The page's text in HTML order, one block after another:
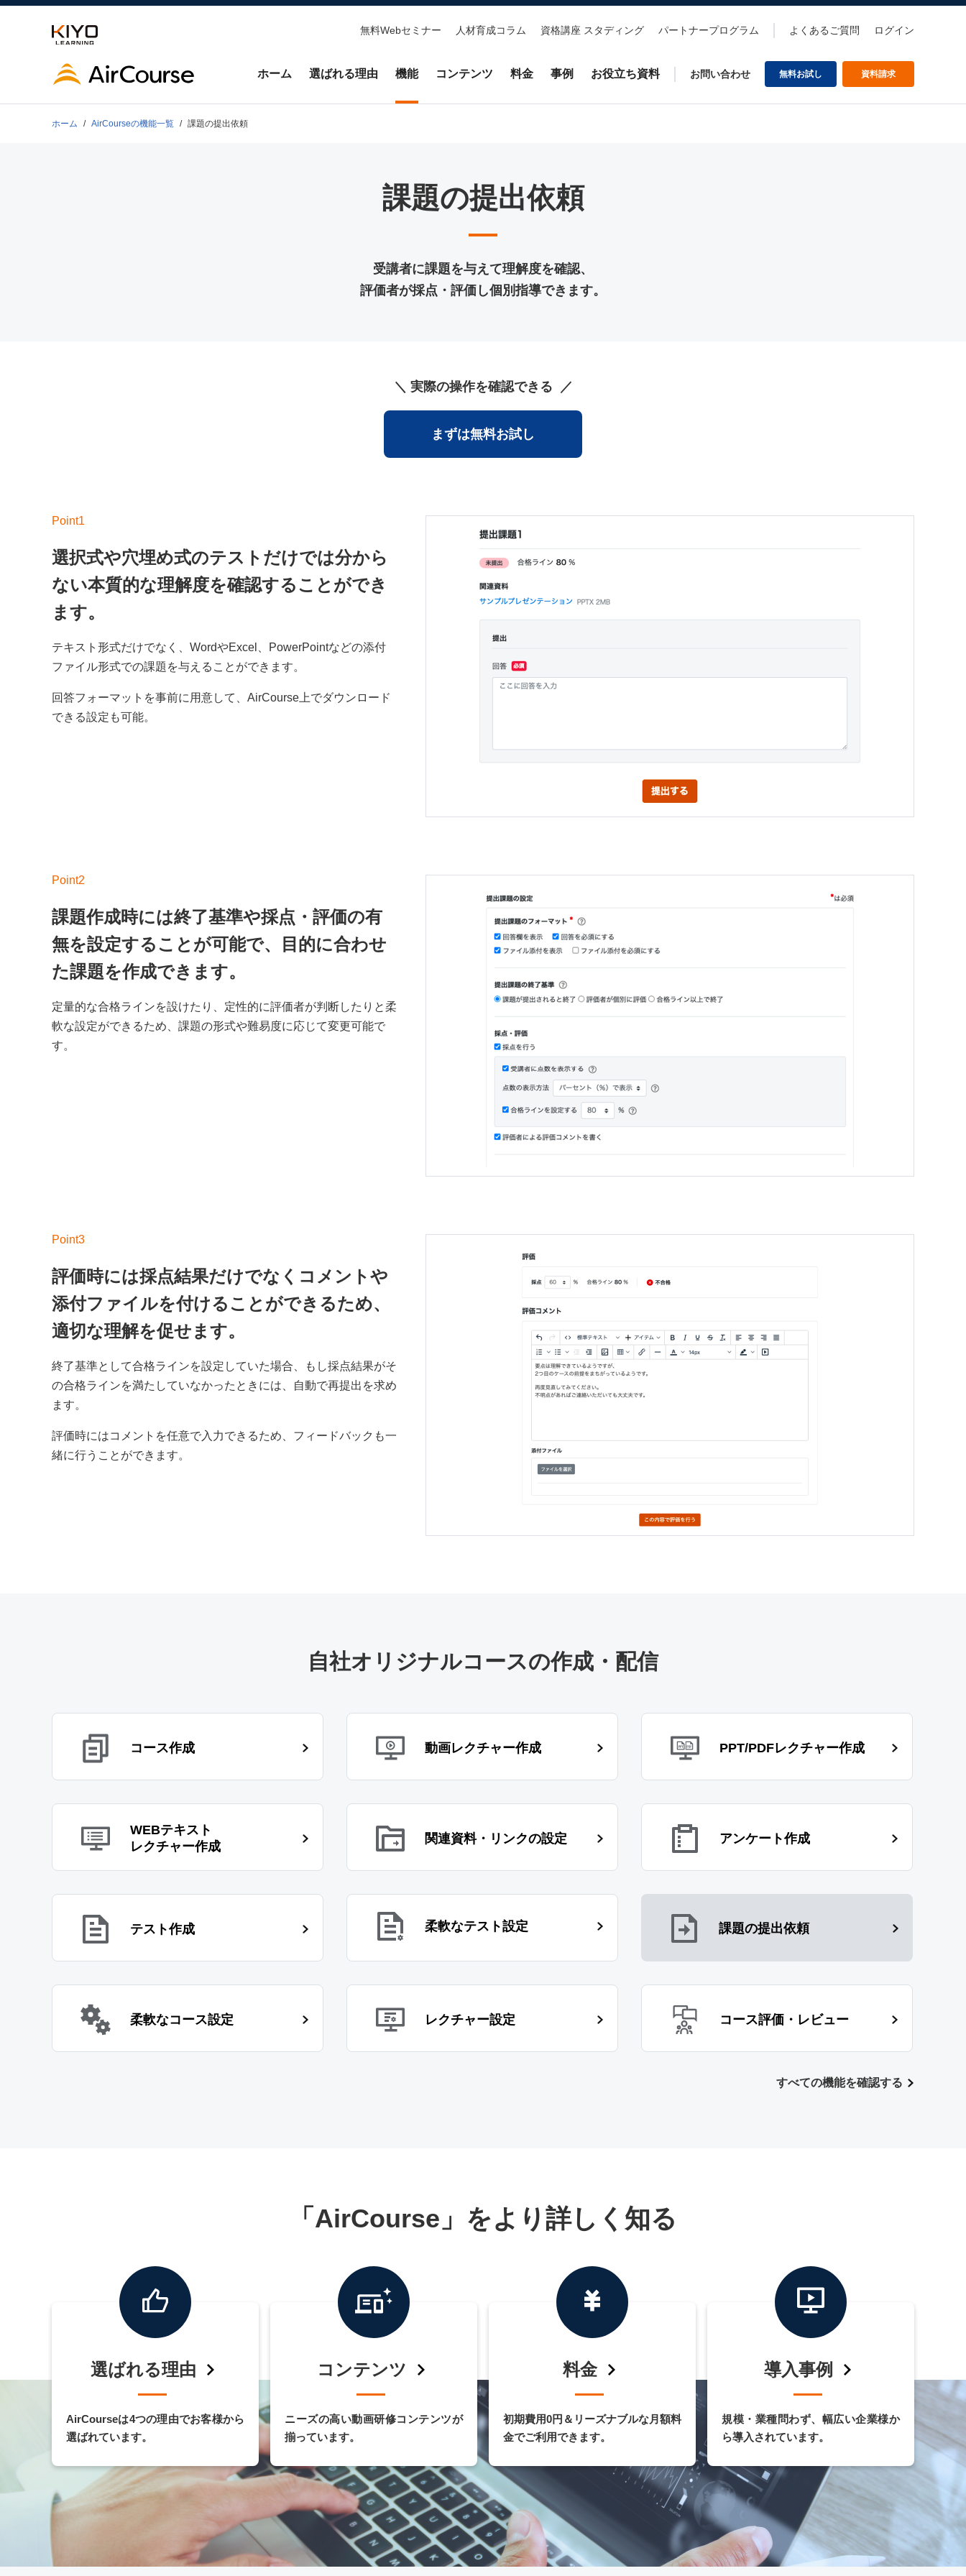
無料Webセミナー 人材育成コラム 資格講座 スタディング パートナープログラム よくあるご質問 ログイン
ホーム 選ばれる理由 機能 コンテンツ 料金 事例 お役立ち資料 お問い合わせ 無料お試し 資料請求
ホーム AirCourseの機能一覧 課題の提出依頼
課題の提出依頼
受講者に課題を与えて理解度を確認、
評価者が採点・評価し個別指導できます。
実際の操作を確認できる
まずは無料お試し
選択式や穴埋め式のテストだけでは分から
ない本質的な理解度を確認することができ
ます。
テキスト形式だけでなく、WordやExcel、PowerPointなどの添付
ファイル形式での課題を与えることができます。
回答フォーマットを事前に用意して、AirCourse上でダウンロード
できる設定も可能。
課題作成時には終了基準や採点・評価の有
無を設定することが可能で、目的に合わせ
た課題を作成できます。
定量的な合格ラインを設けたり、定性的に評価者が判断したりと柔
軟な設定ができるため、課題の形式や難易度に応じて変更可能で
す。
評価時には採点結果だけでなくコメントや
添付ファイルを付けることができるため、
適切な理解を促せます。
終了基準として合格ラインを設定していた場合、もし採点結果がそ
の合格ラインを満たしていなかったときには、自動で再提出を求め
ます。
評価時にはコメントを任意で入力できるため、フィードバックも一
緒に行うことができます。
自社オリジナルコースの作成・配信
コース作成 動画レクチャー作成 PPT/PDFレクチャー作成
WEBテキスト
レクチャー作成
関連資料・リンクの設定 アンケート作成
テスト作成 柔軟なテスト設定 課題の提出依頼
柔軟なコース設定 レクチャー設定 コース評価・レビュー
すべての機能を確認する
「AirCourse」をより詳しく知る
選ばれる理由
AirCourseは4つの理由でお客様から
選ばれています。
コンテンツ
ニーズの高い動画研修コンテンツが
揃っています。
料金
初期費用0円＆リーズナブルな月額料
金でご利用できます。
導入事例
規模・業種問わず、幅広い企業様か
ら導入されています。